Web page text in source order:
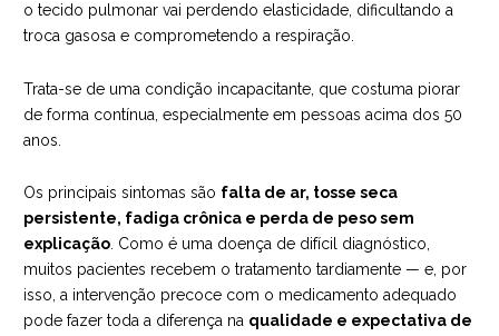
o tecido pulmonar vai perdendo elasticidade, dificultando a
troca gasosa e comprometendo a respiração.
Trata-se de uma condição incapacitante, que costuma piorar
de forma contínua, especialmente em pessoas acima dos 50
anos.
Os principais sintomas são falta de ar, tosse seca
persistente, fadiga crônica e perda de peso sem
explicação . Como é uma doença de difícil diagnóstico,
muitos pacientes recebem o tratamento tardiamente — e, por
isso, a intervenção precoce com o medicamento adequado
pode fazer toda a diferença na qualidade e expectativa de